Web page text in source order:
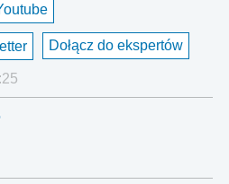
Dołącz do ekspertów